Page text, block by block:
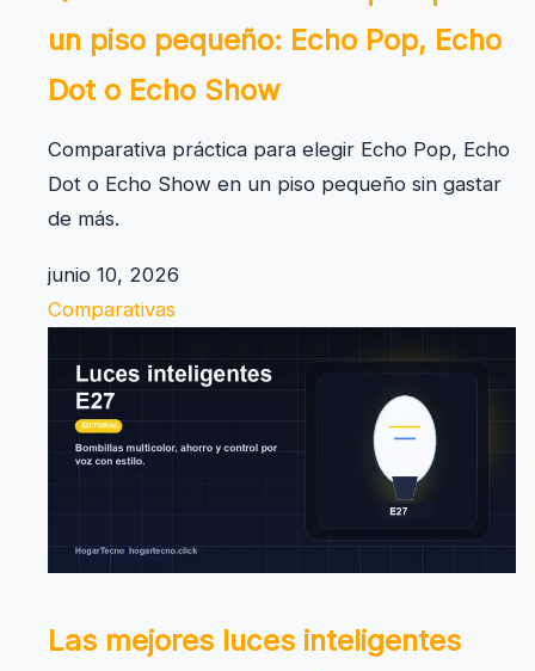
un piso pequeño: Echo Pop, Echo
Dot o Echo Show
Comparativa práctica para elegir Echo Pop, Echo
Dot o Echo Show en un piso pequeño sin gastar
de más.
junio 10, 2026
Comparativas
Las mejores luces inteligentes